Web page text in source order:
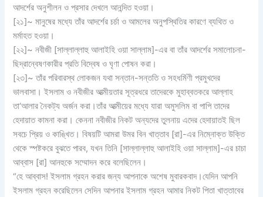
আদর্শের অনুশীলন ও প্রসার দেখলে আনন্দিত হওয়া।
[২১]~ মানুষের মধ্যে তাঁর আদর্শের চর্চা ও আমলের অনুপস্থিতির কারণে ব্যথিত ও
মর্মাহত হওয়া।
[২২]~ নবীজী [সাল্লাল্লাহু আলাইহি ওয়া সাল্লাম]-এর বা তাঁর আদর্শের সমালোচনা-
ছিদ্রান্বেষণকারীর প্রতি বিদ্বেষ ও ঘৃণা পোষন করা।
[২৩]~ তাঁর পরিবারস্থ লোকজন যথা সন্তান-সন্ততি ও সহধর্মিণী প্রমুখদের
ভালবাসা। ইসলাম ও নবীজীর আত্মীয়তার সূত্রধরে তাদেরকে মুহাব্বতকরে আল্লাহ
তা‘আলার নৈকট্য অর্জন করা।তাঁর আত্মীয়ের মধ্যে যারা অমুসলিম বা পাপি তাদের
হেদায়াত কামনা করা। কেননা নবীজীর নিকট অন্যদের তুলনায় এদের হেদায়াতই ছিল
সবচে প্রিয় ও কাঙ্খিত। বিষয়টি আমরা উমর বিন খাত্তাব [রা]-এর নিম্নোক্ত উক্তি
থেকে স্পষ্টকরে বুঝতে পারব, যখন তিনি [সাল্লাল্লাহু আলাইহি ওয়া সাল্লাম]-এর চাচা
আব্বাস [রা] আনহুকে সম্মোদন করে বলেছিলেন।
“হে আব্বাস! ইসলাম গ্রহন করার জন্য আপনাকে অশেষ মুবারকবাদ।যেদিন আপনি
ইসলাম গ্রহন করেছিলেন সেদিন আপনার ইসলাম গ্রহন আমার নিকট পিতা খাত্তাবের